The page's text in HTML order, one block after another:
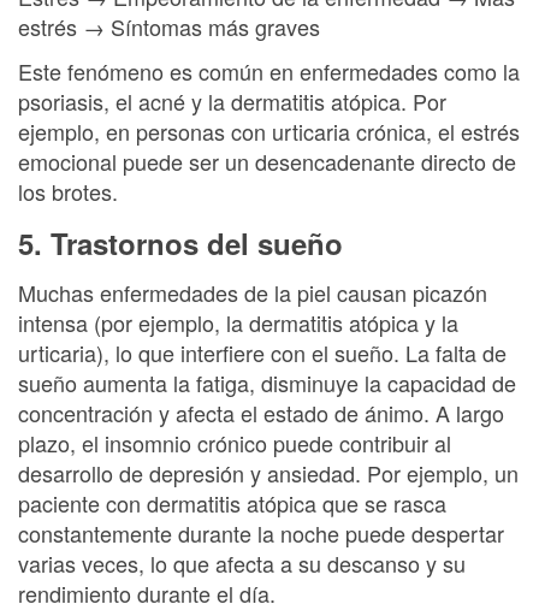
estrés → Síntomas más graves
Este fenómeno es común en enfermedades como la
psoriasis, el acné y la dermatitis atópica. Por
ejemplo, en personas con urticaria crónica, el estrés
emocional puede ser un desencadenante directo de
los brotes.
5. Trastornos del sueño
Muchas enfermedades de la piel causan picazón
intensa (por ejemplo, la dermatitis atópica y la
urticaria), lo que interfiere con el sueño. La falta de
sueño aumenta la fatiga, disminuye la capacidad de
concentración y afecta el estado de ánimo. A largo
plazo, el insomnio crónico puede contribuir al
desarrollo de depresión y ansiedad. Por ejemplo, un
paciente con dermatitis atópica que se rasca
constantemente durante la noche puede despertar
varias veces, lo que afecta a su descanso y su
rendimiento durante el día.